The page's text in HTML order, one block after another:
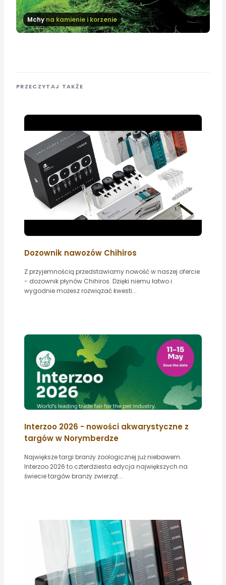
Mchyna kamienie i korzenie
PRZECZYTAJ TAKŻE
Dozownik nawozów Chihiros
Z przyjemnością przedstawiamy nowość w naszej ofercie
- dozownik płynów Chihiros. Dzięki niemu łatwo i
wygodnie możesz rozwiązać kwesti...
Interzoo 2026 - nowości akwarystyczne z
targów w Norymberdze
Największe targi branży zoologicznej już niebawem.
Interzoo 2026 to czterdziesta edycja największych na
świecie targów branży zwierząt...